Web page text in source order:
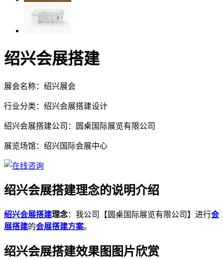
绍兴会展搭建
展会名称：绍兴展会
行业分类：绍兴会展搭建设计
绍兴会展搭建公司：圆桌国际展览有限公司
展览场馆：绍兴国际会展中心
绍兴会展搭建理念的说明介绍
绍兴会展搭建理念：我公司【圆桌国际展览有限公司】进行会
展搭建的会展搭建方案。
绍兴会展搭建效果图图片欣赏